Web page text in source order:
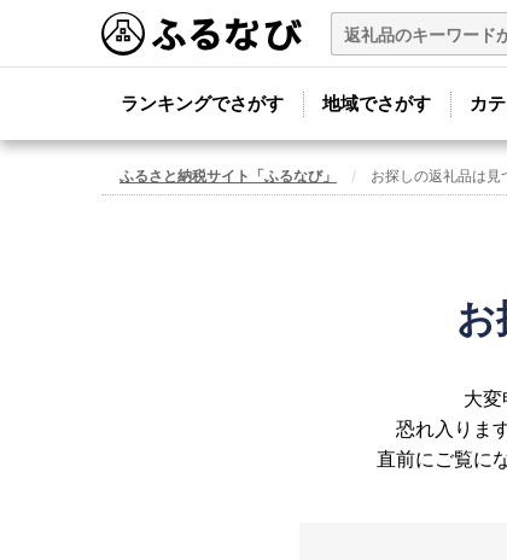
ランキングでさがす 地域でさがす カ
ふるさと納税サイト「ふるなび」 お探しの返礼品は見
お
大
恐れ入りま
直前にご覧に